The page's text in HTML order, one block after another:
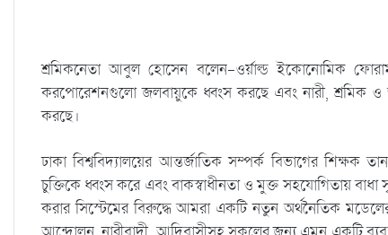
শ্রমিকনেতা আবুল হোসেন বলেন-ওর্য়াল্ড ইকোনোমিক
করপোরেশনগুলো জলবায়ুকে ধ্বংস করছে এবং নারী, শ্রমিক ও
করছে।
ঢাকা বিশ্ববিদ্যালয়ের আন্তর্জাতিক সম্পর্ক বিভাগের শিক্ষক
চুক্তিকে ধ্বংস করে এবং বাকস্বাধীনতা ও মুক্ত সহযোগিতায় বাধা
করার সিস্টেমের বিরুদ্ধে আমরা একটি নতুন অর্থনৈতিক